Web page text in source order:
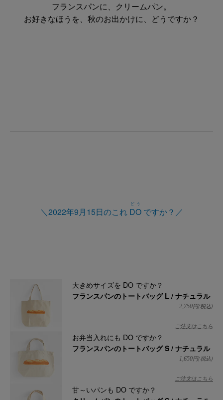
フランスパンに、クリームパン。
お好きなほうを、秋のお出かけに、どうですか？
＼2022年9月15日のこれ DO
どう
ですか？／
大きめサイズを DO ですか？
フランスパンのトートバッグ L / ナチュラル
2,750円(税込)
ご注文はこちら
お弁当入れにも DO ですか？
フランスパンのトートバッグ S / ナチュラル
1,650円(税込)
ご注文はこちら
甘～いパンも DO ですか？